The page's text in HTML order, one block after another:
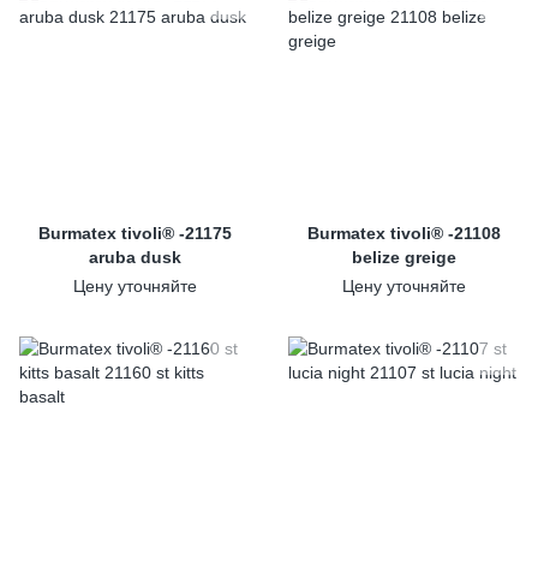
Burmatex tivoli® -21175
aruba dusk
Цену уточняйте
Burmatex tivoli® -21108
belize greige
Цену уточняйте